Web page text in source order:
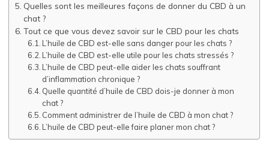
Quelles sont les meilleures façons de donner du CBD à un
chat ?
Tout ce que vous devez savoir sur le CBD pour les chats
L’huile de CBD est-elle sans danger pour les chats ?
L’huile de CBD est-elle utile pour les chats stressés ?
L’huile de CBD peut-elle aider les chats souffrant
d’inflammation chronique ?
Quelle quantité d’huile de CBD dois-je donner à mon
chat ?
Comment administrer de l’huile de CBD à mon chat ?
L’huile de CBD peut-elle faire planer mon chat ?